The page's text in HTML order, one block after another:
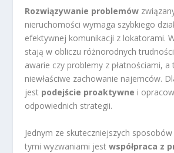
Rozwiązywanie problemów
nieruchomości wymaga szybkiego
efektywnej komunikacji z lokatorami.
stają w obliczu różnorodnych
awarie czy problemy z płatnościami, a
niewłaściwe zachowanie najemców.
jest podejście proaktywne i
odpowiednich strategii.
Jednym ze skuteczniejszych
tymi wyzwaniami jestwspółpraca z